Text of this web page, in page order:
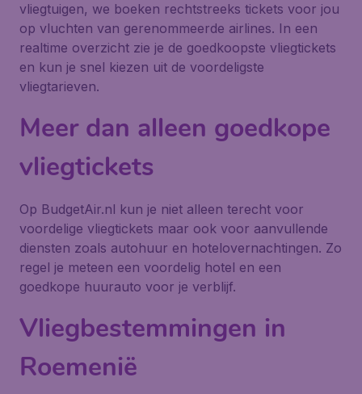
vliegtuigen, we boeken rechtstreeks tickets voor jou
op vluchten van gerenommeerde airlines. In een
realtime overzicht zie je de goedkoopste vliegtickets
en kun je snel kiezen uit de voordeligste
vliegtarieven.
Meer dan alleen goedkope
vliegtickets
Op BudgetAir.nl kun je niet alleen terecht voor
voordelige vliegtickets maar ook voor aanvullende
diensten zoals autohuur en hotelovernachtingen. Zo
regel je meteen een voordelig hotel en een
goedkope huurauto voor je verblijf.
Vliegbestemmingen in
Roemenië